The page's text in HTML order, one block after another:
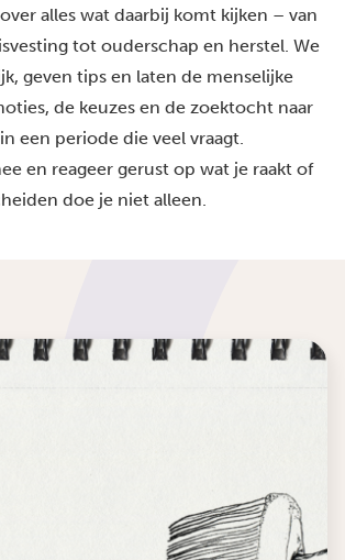
alles wat daarbij komt kijken – van
tot ouderschap en herstel. We
geven tips en laten de menselijke
de keuzes en de zoektocht naar
een periode die veel vraagt.
en reageer gerust op wat je raakt of
doe je niet alleen.